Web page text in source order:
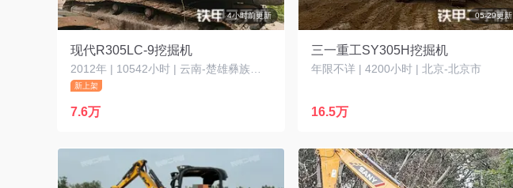
4小时前更新
现代R305LC-9挖掘机
新上架
7.6万
05-29更新
三一重工SY305H挖掘机
年限不详 | 4200小时 | 北京-北京市
16.5万